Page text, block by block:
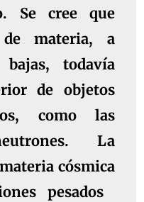
Se cree que
de materia, a
bajas, todavía
de objetos
como las
La
cósmica
pesados